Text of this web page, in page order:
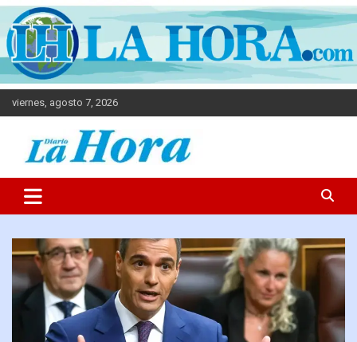
viernes, agosto 7, 2026
Diario La Hora